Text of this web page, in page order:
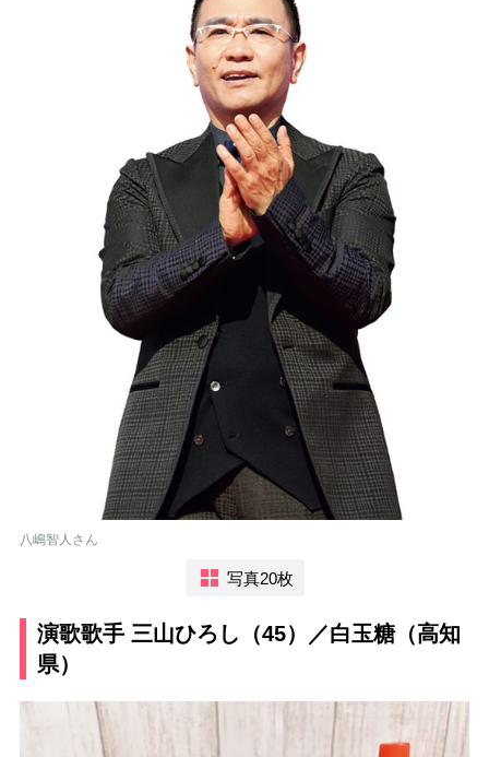
八嶋智人さん
写真20枚
演歌歌手 三山ひろし（45）／白玉糖（高知
県）